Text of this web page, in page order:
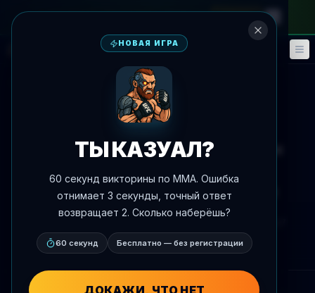
🎮 Фэнтези События
Анонс боя
Иван Штырков против Гаджи
Автомата: кикбоксерский
поединок на RCC 25 4 июля
AgentMMA.com
НОВАЯ ИГРА
ТЫ КАЗУАЛ?
60 секунд викторины по MMA. Ошибка
отнимает 3 секунды, точный ответ
возвращает 2. Сколько наберёшь?
60 секунд Бесплатно — без регистрации
ДОКАЖИ, ЧТО НЕТ